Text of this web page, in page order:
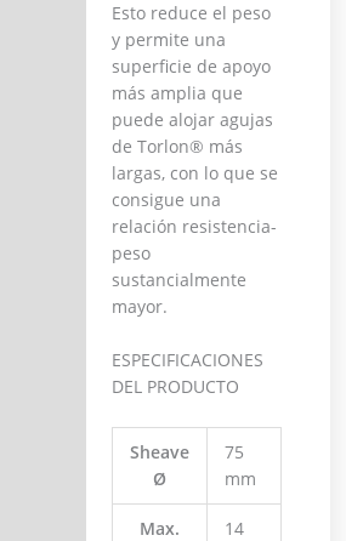
Esto reduce el peso
y permite una
superficie de apoyo
más amplia que
puede alojar agujas
de Torlon® más
largas, con lo que se
consigue una
relación resistencia-
peso
sustancialmente
mayor.
ESPECIFICACIONES
DEL PRODUCTO
Sheave
Ø
75
mm
Max.
14